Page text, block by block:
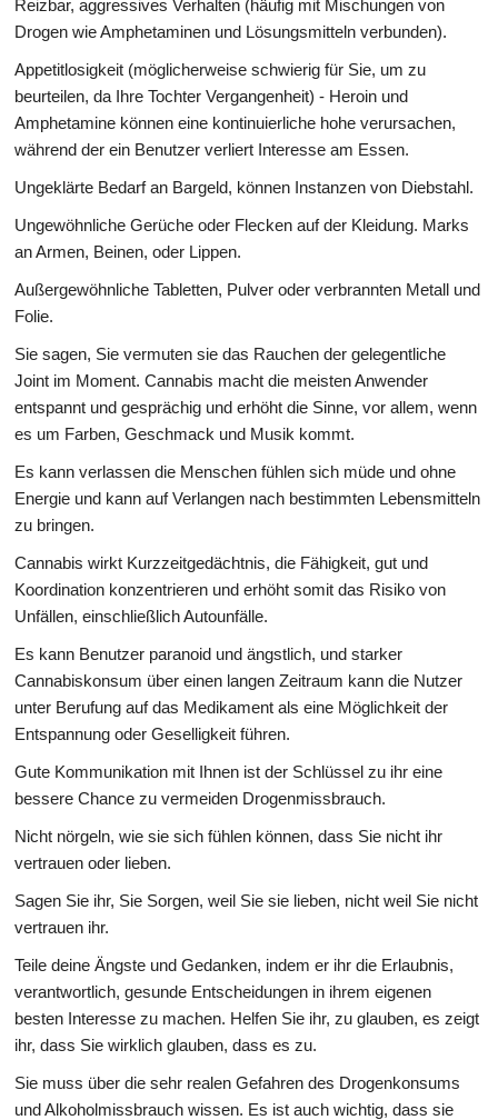
Reizbar, aggressives Verhalten (häufig mit Mischungen von
Drogen wie Amphetaminen und Lösungsmitteln verbunden).
Appetitlosigkeit (möglicherweise schwierig für Sie, um zu
beurteilen, da Ihre Tochter Vergangenheit) - Heroin und
Amphetamine können eine kontinuierliche hohe verursachen,
während der ein Benutzer verliert Interesse am Essen.
Ungeklärte Bedarf an Bargeld, können Instanzen von Diebstahl.
Ungewöhnliche Gerüche oder Flecken auf der Kleidung. Marks
an Armen, Beinen, oder Lippen.
Außergewöhnliche Tabletten, Pulver oder verbrannten Metall und
Folie.
Sie sagen, Sie vermuten sie das Rauchen der gelegentliche
Joint im Moment. Cannabis macht die meisten Anwender
entspannt und gesprächig und erhöht die Sinne, vor allem, wenn
es um Farben, Geschmack und Musik kommt.
Es kann verlassen die Menschen fühlen sich müde und ohne
Energie und kann auf Verlangen nach bestimmten Lebensmitteln
zu bringen.
Cannabis wirkt Kurzzeitgedächtnis, die Fähigkeit, gut und
Koordination konzentrieren und erhöht somit das Risiko von
Unfällen, einschließlich Autounfälle.
Es kann Benutzer paranoid und ängstlich, und starker
Cannabiskonsum über einen langen Zeitraum kann die Nutzer
unter Berufung auf das Medikament als eine Möglichkeit der
Entspannung oder Geselligkeit führen.
Gute Kommunikation mit Ihnen ist der Schlüssel zu ihr eine
bessere Chance zu vermeiden Drogenmissbrauch.
Nicht nörgeln, wie sie sich fühlen können, dass Sie nicht ihr
vertrauen oder lieben.
Sagen Sie ihr, Sie Sorgen, weil Sie sie lieben, nicht weil Sie nicht
vertrauen ihr.
Teile deine Ängste und Gedanken, indem er ihr die Erlaubnis,
verantwortlich, gesunde Entscheidungen in ihrem eigenen
besten Interesse zu machen. Helfen Sie ihr, zu glauben, es zeigt
ihr, dass Sie wirklich glauben, dass es zu.
Sie muss über die sehr realen Gefahren des Drogenkonsums
und Alkoholmissbrauch wissen. Es ist auch wichtig, dass sie